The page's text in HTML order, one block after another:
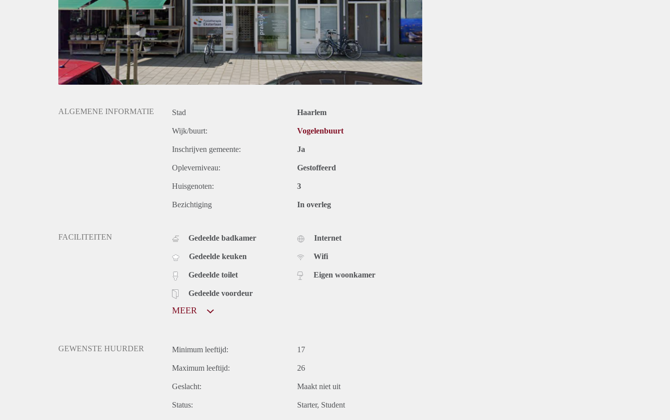
ALGEMENE INFORMATIE Stad Haarlem
Wijk/buurt: Vogelenbuurt
Inschrijven gemeente: Ja
Opleverniveau: Gestoffeerd
Huisgenoten: 3
Bezichtiging In overleg
FACILITEITEN Gedeelde badkamer
Gedeelde keuken
Gedeelde toilet
Gedeelde voordeur
Internet
Wifi
Eigen woonkamer
MEER
GEWENSTE HUURDER Minimum leeftijd: 17
Maximum leeftijd: 26
Geslacht: Maakt niet uit
Status: Starter Student